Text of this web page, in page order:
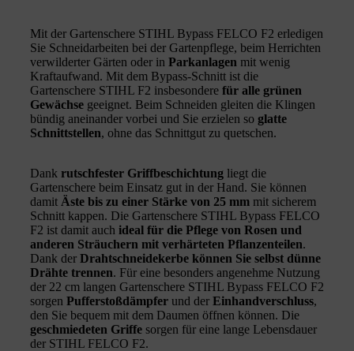
Mit der Gartenschere STIHL Bypass FELCO F2 erledigen
Sie Schneidarbeiten bei der Gartenpflege, beim Herrichten
verwilderter Gärten oder in Parkanlagen mit wenig
Kraftaufwand. Mit dem Bypass-Schnitt ist die
Gartenschere STIHL F2 insbesondere für alle grünen
Gewächse geeignet. Beim Schneiden gleiten die Klingen
bündig aneinander vorbei und Sie erzielen so glatte
Schnittstellen, ohne das Schnittgut zu quetschen.
Dank rutschfester Griffbeschichtung liegt die
Gartenschere beim Einsatz gut in der Hand. Sie können
damit Äste bis zu einer Stärke von 25 mm mit sicherem
Schnitt kappen. Die Gartenschere STIHL Bypass FELCO
F2 ist damit auch ideal für die Pflege von Rosen und
anderen Sträuchern mit verhärteten Pflanzenteilen.
Dank der Drahtschneidekerbe können Sie selbst dünne
Drähte trennen. Für eine besonders angenehme Nutzung
der 22 cm langen Gartenschere STIHL Bypass FELCO F2
sorgen Pufferstoßdämpfer und der Einhandverschluss,
den Sie bequem mit dem Daumen öffnen können. Die
geschmiedeten Griffe sorgen für eine lange Lebensdauer
der STIHL FELCO F2.